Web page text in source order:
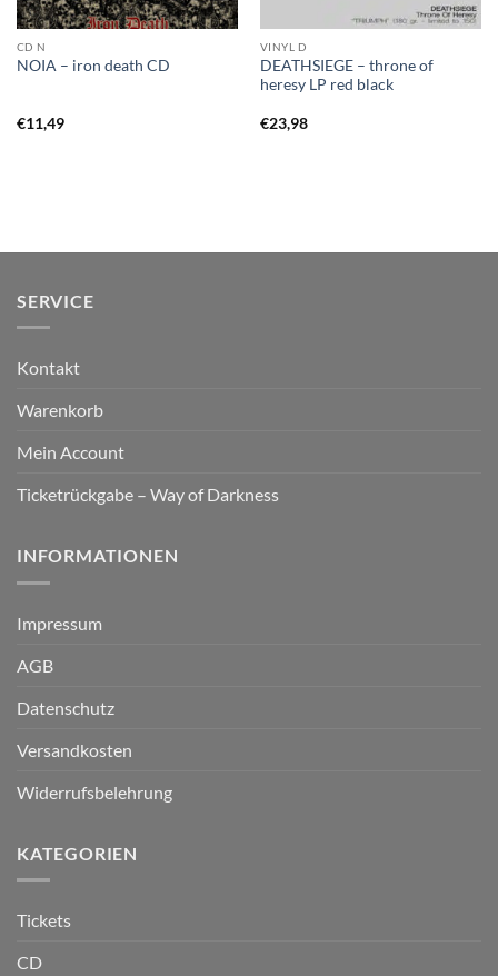
CD N
NOIA – iron death CD
€11,49
VINYL D
DEATHSIEGE – throne of
heresy LP red black
€23,98
SERVICE
Kontakt
Warenkorb
Mein Account
Ticketrückgabe – Way of Darkness
INFORMATIONEN
Impressum
AGB
Datenschutz
Versandkosten
Widerrufsbelehrung
KATEGORIEN
Tickets
CD